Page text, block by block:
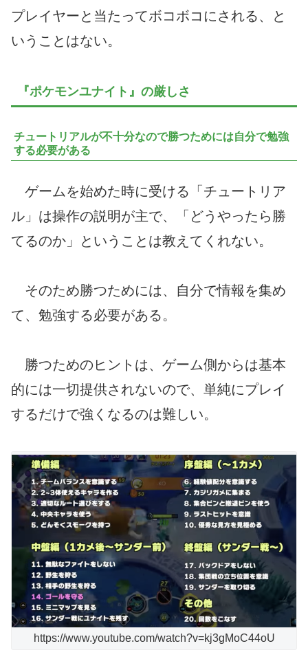
プレイヤーと当たってボコボコにされる、と
いうことはない。
『ポケモンユナイト』の厳しさ
チュートリアルが不十分なので勝つためには自分で勉強
する必要がある
ゲームを始めた時に受ける「チュートリア
ル」は操作の説明が主で、「どうやったら勝
てるのか」ということは教えてくれない。
そのため勝つためには、自分で情報を集め
て、勉強する必要がある。
勝つためのヒントは、ゲーム側からは基本
的には一切提供されないので、単純にプレイ
するだけで強くなるのは難しい。
https://www.youtube.com/watch?v=kj3gMoC44oU